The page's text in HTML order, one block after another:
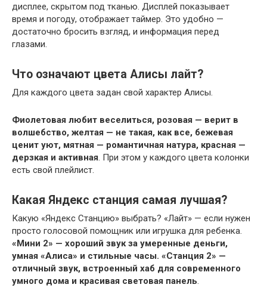
дисплее, скрытом под тканью. Дисплей показывает
время и погоду, отображает таймер. Это удобно —
достаточно бросить взгляд, и информация перед
глазами.
Что означают цвета Алисы лайт?
Для каждого цвета задан свой характер Алисы.
Фиолетовая любит веселиться, розовая — верит в
волшебство, желтая — не такая, как все, бежевая
ценит уют, мятная — романтичная натура, красная —
дерзкая и активная. При этом у каждого цвета колонки
есть свой плейлист.
Какая Яндекс станция самая лучшая?
Какую «Яндекс Станцию» выбрать? «Лайт» — если нужен
просто голосовой помощник или игрушка для ребенка.
«Мини 2» — хороший звук за умеренные деньги,
умная «Алиса» и стильные часы. «Станция 2» —
отличный звук, встроенный хаб для современного
умного дома и красивая световая панель.